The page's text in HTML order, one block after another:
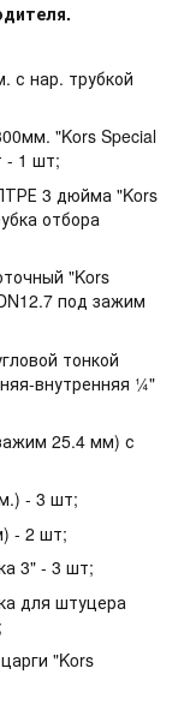
с нар. трубкой
"Kors Special
- 1 шт;
3 дюйма "Kors
отбора
"Kors
под зажим
тонкой
внутренняя ¼"
25.4 мм) с
- 3 шт;
- 2 шт;
3" - 3 шт;
для штуцера
"Kors